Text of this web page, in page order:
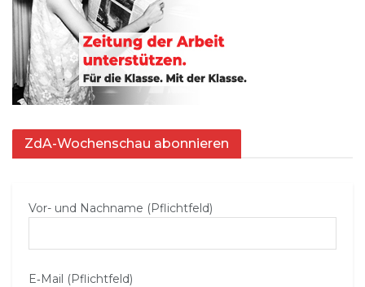
ZdA-Wochenschau abonnieren
Vor- und Nachname (Pflichtfeld)
E‑Mail (Pflichtfeld)